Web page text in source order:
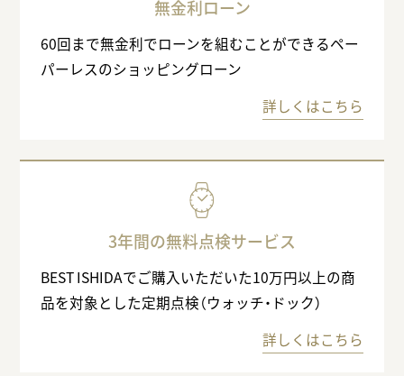
無金利ローン
60回まで無金利でローンを組むことができるペー
パーレスのショッピングローン
詳しくはこちら
3年間の無料点検サービス
BEST ISHIDAでご購入いただいた10万円以上の商
品を対象とした定期点検（ウォッチ・ドック）
詳しくはこちら